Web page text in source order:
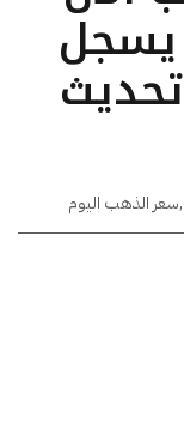
في مصر: عيار 24 يسجل
تحديث
,سعر الذهب اليوم